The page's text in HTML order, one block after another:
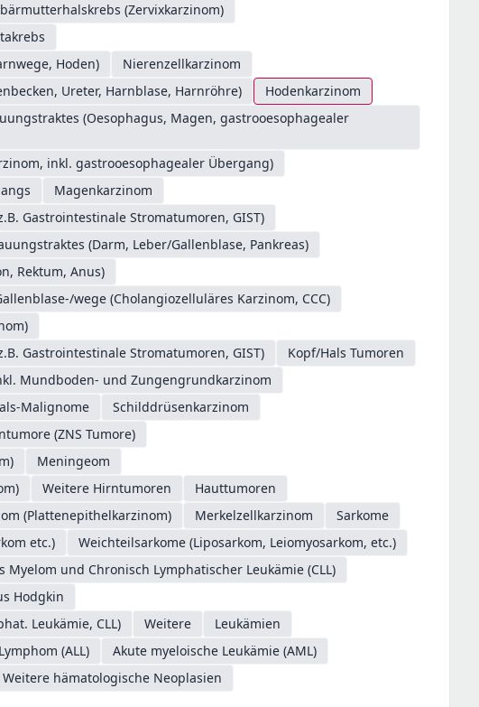
(Zervixkarzinom)
Hoden)
Nierenzellkarzinom
Ureter, Harnblase, Harnröhre)
Hodenkarzinom
(Oesophagus, Magen, gastrooesophagealer
inkl. gastrooesophagealer Übergang)
Magenkarzinom
Gastrointestinale Stromatumoren, GIST)
(Darm, Leber/Gallenblase, Pankreas)
Rektum, Anus)
wege (Cholangiozelluläres Karzinom, CCC)
Gastrointestinale Stromatumoren, GIST)
Kopf/Hals Tumoren
Mundboden- und Zungengrundkarzinom
Malignome
Schilddrüsenkarzinom
(ZNS Tumore)
Meningeom
Weitere Hirntumoren
Hauttumoren
(Plattenepithelkarzinom) Merkelzellkarzinom
Sarkome
etc.)
Weichteilsarkome (Liposarkom, Leiomyosarkom, etc.)
und Chronisch Lymphatischer Leukämie (CLL)
Hodgkin
Leukämie, CLL)
Weitere
Leukämien
(ALL)
Akute myeloische Leukämie (AML)
Weitere hämatologische Neoplasien